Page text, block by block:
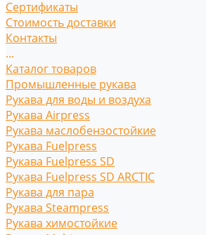
Сертификаты
Стоимость доставки
Контакты
...
Каталог товаров
Промышленные рукава
Рукава для воды и воздуха
Рукава Airpress
Рукава маслобензостойкие
Рукава Fuelpress
Рукава Fuelpress SD
Рукава Fuelpress SD ARCTIC
Рукава для пара
Рукава Steampress
Рукава химостойкие